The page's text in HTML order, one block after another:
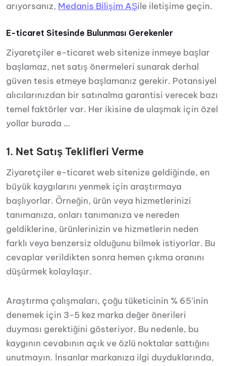
arıyorsanız, Medanis Bilişim AŞile iletişime geçin.
E-ticaret Sitesinde Bulunması Gerekenler
Ziyaretçiler e-ticaret web sitenize inmeye başlar
başlamaz, net satış önermeleri sunarak derhal
güven tesis etmeye başlamanız gerekir. Potansiyel
alıcılarınızdan bir satınalma garantisi verecek bazı
temel faktörler var. Her ikisine de ulaşmak için özel
yollar burada …
1. Net Satış Teklifleri Verme
Ziyaretçiler e-ticaret web sitenize geldiğinde, en
büyük kaygılarını yenmek için araştırmaya
başlıyorlar. Örneğin, ürün veya hizmetlerinizi
tanımanıza, onları tanımanıza ve nereden
geldiklerine, ürünlerinizin ve hizmetlerin neden
farklı veya benzersiz olduğunu bilmek istiyorlar. Bu
cevaplar verildikten sonra hemen çıkma oranını
düşürmek kolaylaşır.
Araştırma çalışmaları, çoğu tüketicinin % 65’inin
denemek için 3-5 kez marka değer önerileri
duyması gerektiğini gösteriyor. Bu nedenle, bu
kaygının cevabının açık ve özlü noktalar sattığını
unutmayın. İnsanlar markanıza ilgi duyduklarında,